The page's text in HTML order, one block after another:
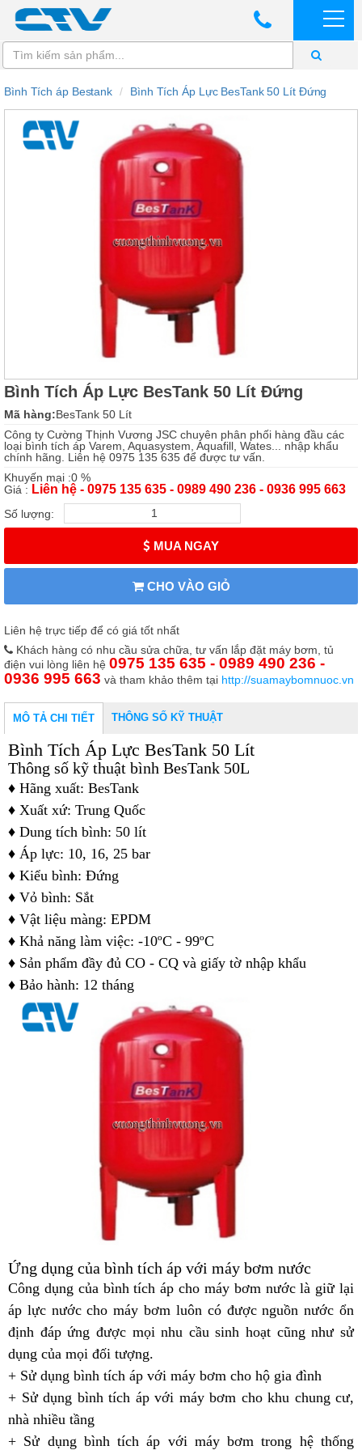
Bình Tích áp Bestank Bình Tích Áp Lực BesTank 50 Lít Đứng
Bình Tích Áp Lực BesTank 50 Lít Đứng
Mã hàng:BesTank 50 Lít
Công ty Cường Thịnh Vương JSC chuyên phân phối hàng đầu các
loại bình tích áp Varem, Aquasystem, Aquafill, Wates... nhập khẩu
chính hãng. Liên hệ 0975 135 635 để được tư vấn.
Khuyến mại :0 %
Giá : Liên hệ - 0975 135 635 - 0989 490 236 - 0936 995 663
Số lượng:
MUA NGAY
CHO VÀO GIỎ
Liên hệ trực tiếp để có giá tốt nhất
Khách hàng có nhu cầu sửa chữa, tư vấn lắp đặt máy bơm, tủ
điện vui lòng liên hệ 0975 135 635 - 0989 490 236 -
0936 995 663 và tham khảo thêm tại http://suamaybomnuoc.vn
MÔ TẢ CHI TIẾT THÔNG SỐ KỸ THUẬT
Bình Tích Áp Lực BesTank 50 Lít
Thông số kỹ thuật bình BesTank 50L
♦ Hãng xuất: BesTank
♦ Xuất xứ: Trung Quốc
♦ Dung tích bình: 50 lít
♦ Áp lực: 10, 16, 25 bar
♦ Kiểu bình: Đứng
♦ Vỏ bình: Sắt
♦ Vật liệu màng: EPDM
♦ Khả năng làm việc: -10ºC - 99ºC
♦ Sản phẩm đầy đủ CO - CQ và giấy tờ nhập khẩu
♦ Bảo hành: 12 tháng
Ứng dụng của bình tích áp với máy bơm nước
Công dụng của bình tích áp cho máy bơm nước là giữ lại
áp lực nước cho máy bơm luôn có được nguồn nước ổn
định đáp ứng được mọi nhu cầu sinh hoạt cũng như sử
dụng của mọi đối tượng.
+ Sử dụng bình tích áp với máy bơm cho hộ gia đình
+ Sử dụng bình tích áp với máy bơm cho khu chung cư,
nhà nhiều tầng
+ Sử dụng bình tích áp với máy bơm trong hệ thống